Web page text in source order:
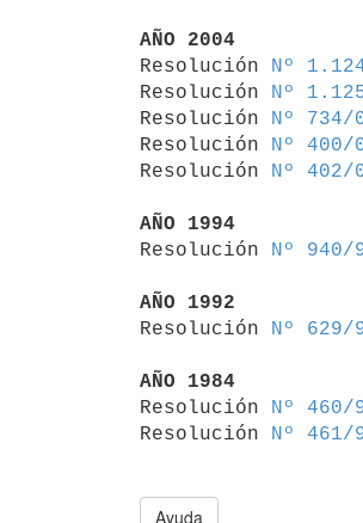
AÑO 2004
Resolución
Nº
Resolución
Nº
Resolución
Nº 734/
Resolución
Nº 400/
Resolución
Nº 402/
AÑO 1994
Resolución
Nº 940/
AÑO 1992
Resolución
Nº 629/
AÑO 1984
Resolución
Nº 460/
Resolución
Nº 461/
Ayuda